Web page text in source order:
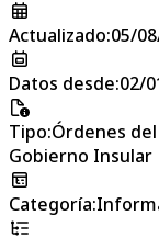
Actualizado:05/
Datos desde:02/
Tipo:Órdenes
Gobierno Insular
Categoría: